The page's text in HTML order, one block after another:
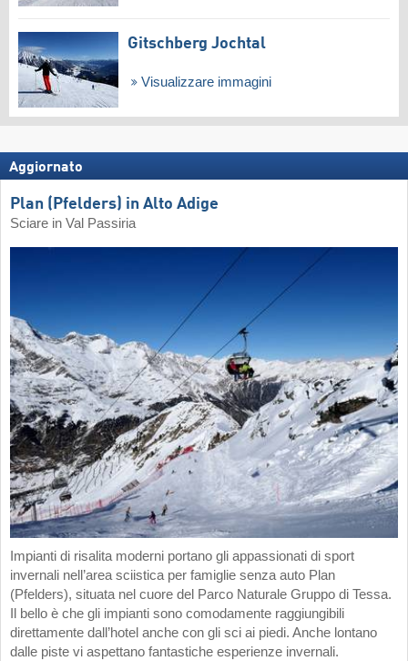
Gitschberg Jochtal
Visualizzare immagini
Aggiornato
Plan (Pfelders) in Alto Adige
Sciare in Val Passiria
Impianti di risalita moderni portano gli appassionati di sport
invernali nell’area sciistica per famiglie senza auto Plan
(Pfelders), situata nel cuore del Parco Naturale Gruppo di Tessa.
Il bello è che gli impianti sono comodamente raggiungibili
direttamente dall’hotel anche con gli sci ai piedi. Anche lontano
dalle piste vi aspettano fantastiche esperienze invernali.